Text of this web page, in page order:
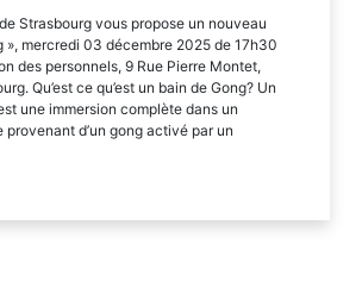
Strasbourg vous propose un nouveau
», mercredi 03 décembre 2025 de 17h30
des personnels, 9 Rue Pierre Montet,
Qu’est ce qu’est un bain de Gong? Un
une immersion complète dans un
provenant d’un gong activé par un